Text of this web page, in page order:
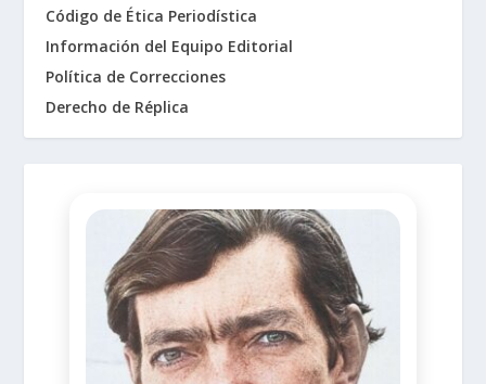
Código de Ética Periodística
Información del Equipo Editorial
Política de Correcciones
Derecho de Réplica